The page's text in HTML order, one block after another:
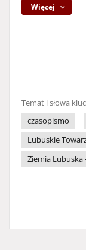
Więcej
Temat i słowa
czasopismo
Lubuskie
Ziemia Lubuska